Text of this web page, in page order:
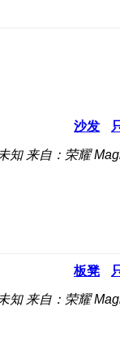
沙发
知 来自：荣耀
板凳
知 来自：荣耀